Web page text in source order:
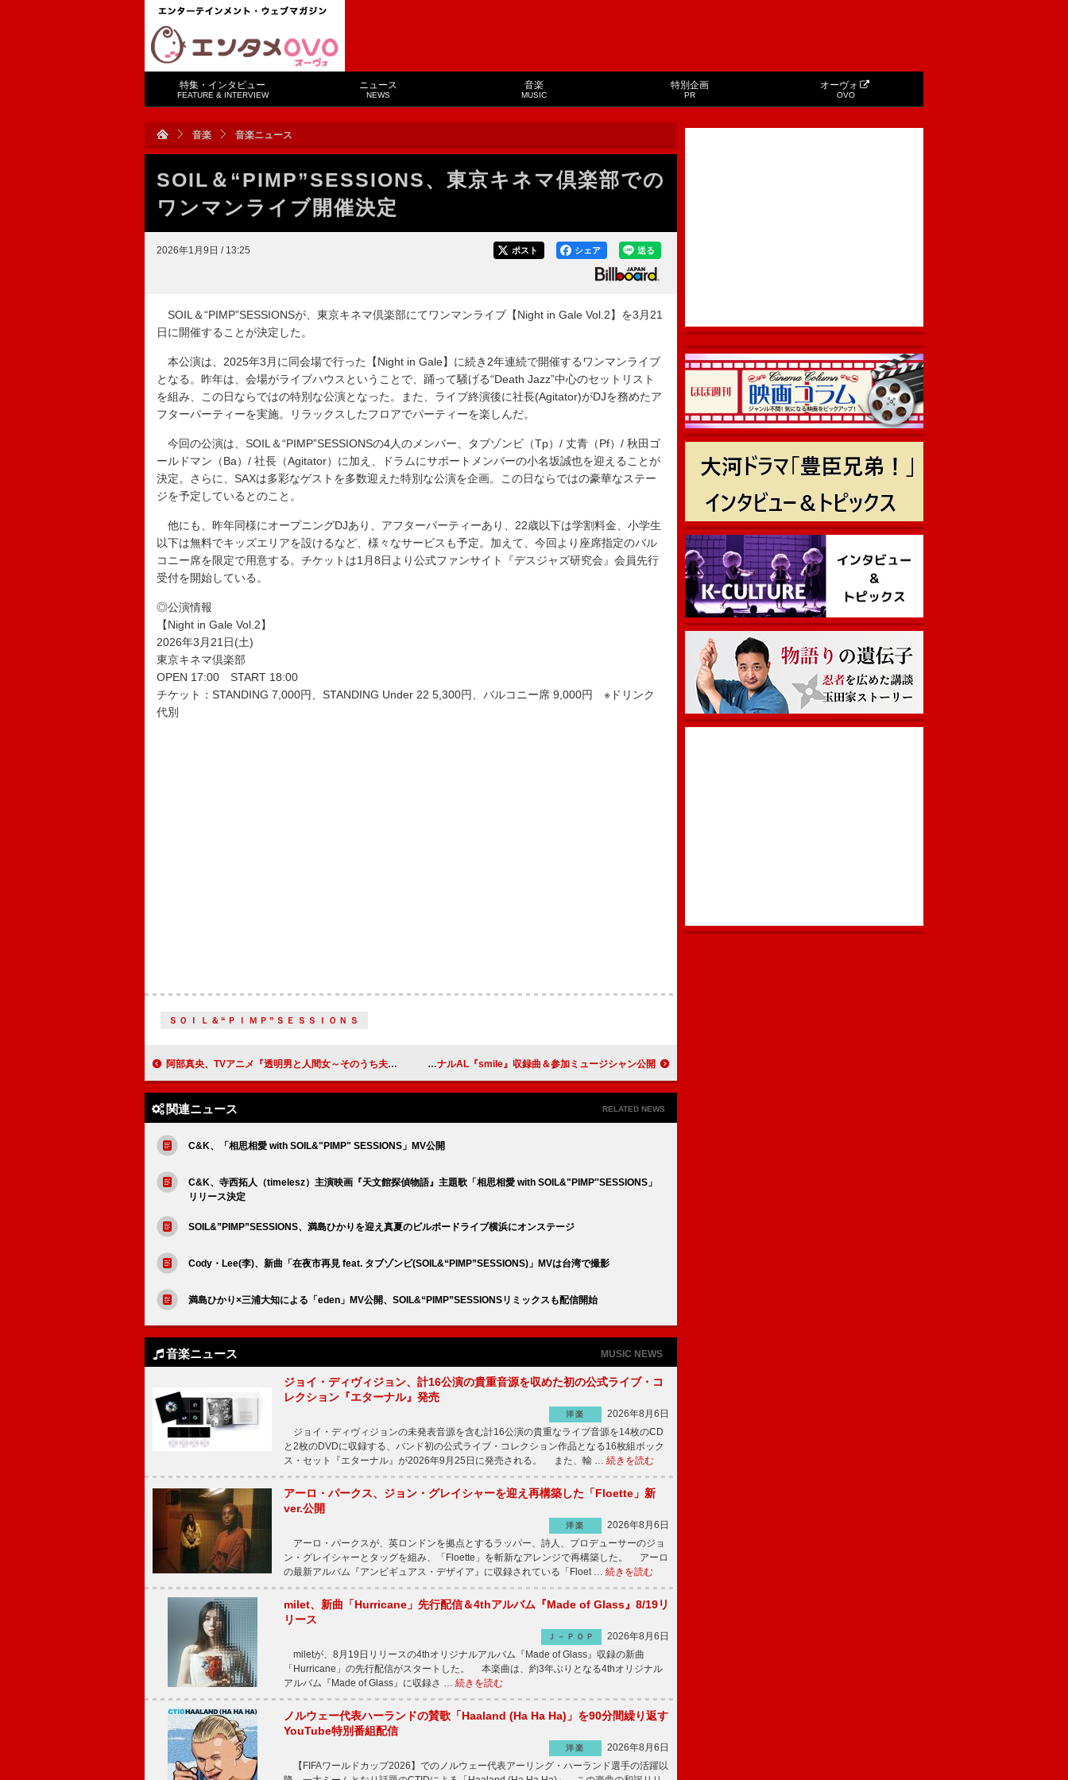
特集・インタビュー
FEATURE & INTERVIEW
ニュース
NEWS
音楽
MUSIC
特別企画
PR
オーヴォ
OVO
音楽 音楽ニュース
SOIL＆“PIMP”SESSIONS、東京キネマ倶楽部での
ワンマンライブ開催決定
2026年1月9日 / 13:25 送る
シェア
ポスト
SOIL＆“PIMP”SESSIONSが、東京キネマ倶楽部にてワンマンライブ【Night in Gale Vol.2】を3月21
日に開催することが決定した。
本公演は、2025年3月に同会場で行った【Night in Gale】に続き2年連続で開催するワンマンライブ
となる。昨年は、会場がライブハウスということで、踊って騒げる“Death Jazz”中心のセットリスト
を組み、この日ならではの特別な公演となった。また、ライブ終演後に社長(Agitator)がDJを務めたア
フターパーティーを実施。リラックスしたフロアでパーティーを楽しんだ。
今回の公演は、SOIL＆“PIMP”SESSIONSの4人のメンバー、タブゾンビ（Tp）/ 丈青（Pf）/ 秋田ゴ
ールドマン（Ba）/ 社長（Agitator）に加え、ドラムにサポートメンバーの小名坂誠也を迎えることが
決定。さらに、SAXは多彩なゲストを多数迎えた特別な公演を企画。この日ならではの豪華なステー
ジを予定しているとのこと。
他にも、昨年同様にオープニングDJあり、アフターパーティーあり、22歳以下は学割料金、小学生
以下は無料でキッズエリアを設けるなど、様々なサービスも予定。加えて、今回より座席指定のバル
コニー席を限定で用意する。チケットは1月8日より公式ファンサイト『デスジャズ研究会』会員先行
受付を開始している。
◎公演情報
【Night in Gale Vol.2】
2026年3月21日(土)
東京キネマ倶楽部
OPEN 17:00 START 18:00
チケット：STANDING 7,000円、STANDING Under 22 5,300円、バルコニー席 9,000円 ※ドリンク
代別
ＳＯＩＬ＆“ＰＩＭＰ”ＳＥＳＳＩＯＮＳ
阿部真央、TVアニメ『透明男と人間女～そのうち夫婦になるふたり～』OP主題歌「Ding-dong」配信リリース決定 今井美樹、約8年ぶりオリジナルAL『smile』収録曲＆参加ミュージシャン公開
関連ニュース RELATED NEWS
C&K、「相思相愛 with SOIL&"PIMP" SESSIONS」MV公開
C&K、寺西拓人（timelesz）主演映画『天文館探偵物語』主題歌「相思相愛 with SOIL&"PIMP″SESSIONS」
リリース決定
SOIL&”PIMP”SESSIONS、満島ひかりを迎え真夏のビルボードライブ横浜にオンステージ
Cody・Lee(李)、新曲「在夜市再見 feat. タブゾンビ(SOIL&“PIMP”SESSIONS)」MVは台湾で撮影
満島ひかり×三浦大知による「eden」MV公開、SOIL&“PIMP”SESSIONSリミックスも配信開始
音楽ニュース MUSIC NEWS
ジョイ・ディヴィジョン、計16公演の貴重音源を収めた初の公式ライブ・コ
レクション『エターナル』発売
洋楽
2026年8月6日
ジョイ・ディヴィジョンの未発表音源を含む計16公演の貴重なライブ音源を14枚のCD
と2枚のDVDに収録する、バンド初の公式ライブ・コレクション作品となる16枚組ボック
ス・セット『エターナル』が2026年9月25日に発売される。 また、輸 … 続きを読む
アーロ・パークス、ジョン・グレイシャーを迎え再構築した「Floette」新
ver.公開
洋楽
2026年8月6日
アーロ・パークスが、英ロンドンを拠点とするラッパー、詩人、プロデューサーのジョ
ン・グレイシャーとタッグを組み、「Floette」を斬新なアレンジで再構築した。 アーロ
の最新アルバム『アンビギュアス・デザイア』に収録されている「Floet … 続きを読む
milet、新曲「Hurricane」先行配信＆4thアルバム『Made of Glass』8/19リ
リース
Ｊ－ＰＯＰ
2026年8月6日
miletが、8月19日リリースの4thオリジナルアルバム『Made of Glass』収録の新曲
「Hurricane」の先行配信がスタートした。 本楽曲は、約3年ぶりとなる4thオリジナル
アルバム『Made of Glass』に収録さ … 続きを読む
ノルウェー代表ハーランドの賛歌「Haaland (Ha Ha Ha)」を90分間繰り返す
YouTube特別番組配信
洋楽
2026年8月6日
【FIFAワールドカップ2026】でのノルウェー代表アーリング・ハーランド選手の活躍以